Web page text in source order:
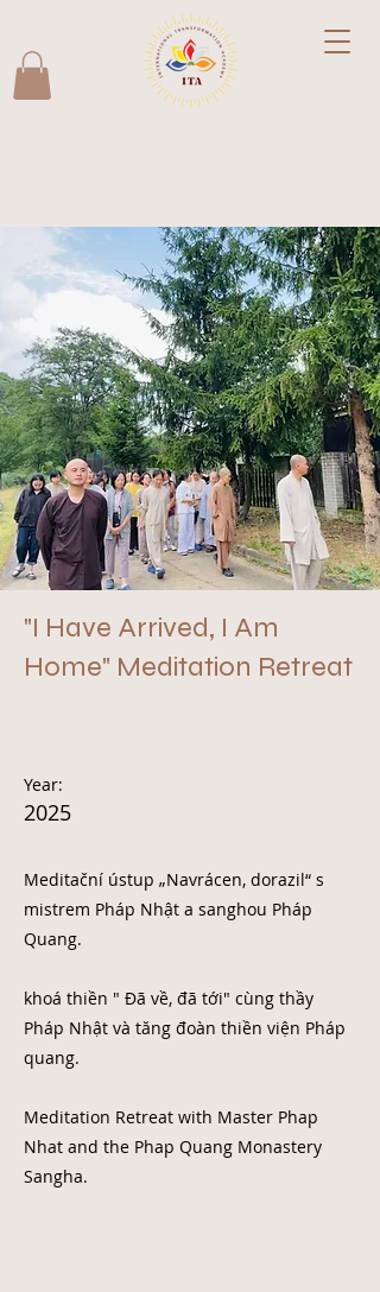
"I Have Arrived, I Am
Home" Meditation Retreat
Year:
2025
Meditační ústup „Navrácen, dorazil“ s
mistrem Pháp Nhật a sanghou Pháp
Quang.
khoá thiền " Đã về, đã tới" cùng thầy
Pháp Nhật và tăng đoàn thiền viện Pháp
quang.
Meditation Retreat with Master Phap
Nhat and the Phap Quang Monastery
Sangha.